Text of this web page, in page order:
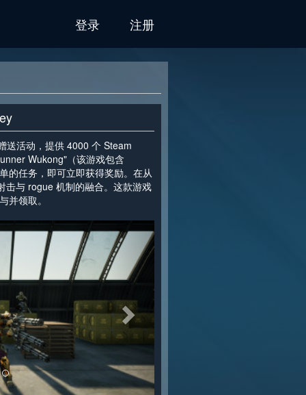
登录 注册
送活动，提供 4000 个 Steam
Wukong"（该游戏包含
的任务，即可立即获得奖励。在从
击与 rogue 机制的融合。这款游戏
并领取。
>